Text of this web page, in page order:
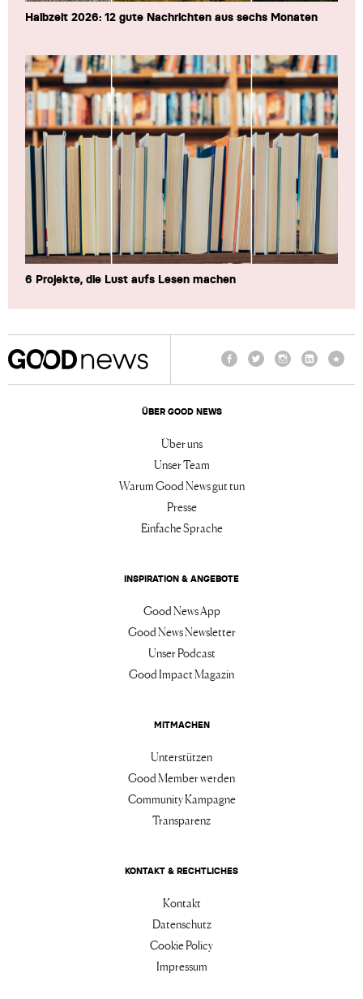
Halbzeit 2026: 12 gute Nachrichten aus sechs Monaten
6 Projekte, die Lust aufs Lesen machen
ÜBER GOOD NEWS
Über uns
Unser Team
Warum Good News gut tun
Presse
Einfache Sprache
INSPIRATION & ANGEBOTE
Good News App
Good News Newsletter
Unser Podcast
Good Impact Magazin
MITMACHEN
Unterstützen
Good Member werden
Community Kampagne
Transparenz
KONTAKT & RECHTLICHES
Kontakt
Datenschutz
Cookie Policy
Impressum